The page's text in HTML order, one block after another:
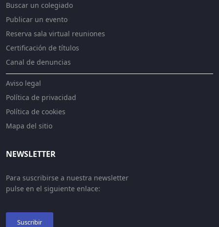
Buscar un colegiado
Publicar un evento
Reserva sala virtual reuniones
Certificación de títulos
Canal de denuncias
Aviso legal
Política de privacidad
Política de cookies
Mapa del sitio
NEWSLETTER
Para suscribirse a nuestra newsletter
pulse en el siguiente enlace:
Suscribir